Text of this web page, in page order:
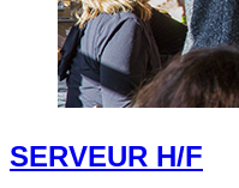
SERVEUR H/F